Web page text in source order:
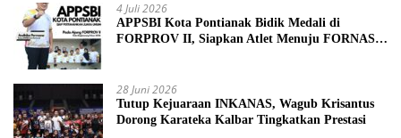
4 Juli 2026
APPSBI Kota Pontianak Bidik Medali di
FORPROV II, Siapkan Atlet Menuju FORNAS
28 Juni 2026
Tutup Kejuaraan INKANAS, Wagub Krisantus
Dorong Karateka Kalbar Tingkatkan Prestasi